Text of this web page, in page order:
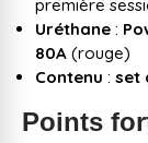
première
Uréthane :
80A (rouge)
Contenu : set
Points